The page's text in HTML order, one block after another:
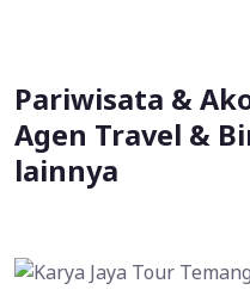
Pariwisata &
Agen Travel &
lainnya